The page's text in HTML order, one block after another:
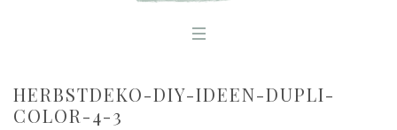
HERBSTDEKO-DIY-IDEEN-DUPLI-
COLOR-4-3